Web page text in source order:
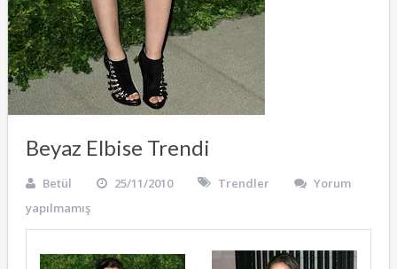
Beyaz Elbise Trendi
Betül 25/11/2010 Trendler
Yorum
yapılmamış